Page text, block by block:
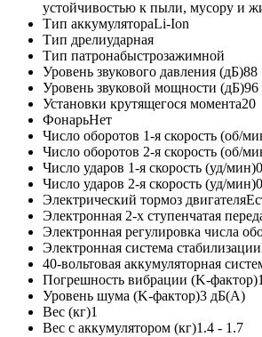
устойчивостью к пыли, мусору и
Тип аккумулятораLi-Ion
Тип дрелиударная
Тип патронабыстрозажимной
Уровень звукового давления (дБ)88
Уровень звуковой мощности (дБ)96
Установки крутящегося момента20
ФонарьНет
Число оборотов 1-я скорость (об/
Число оборотов 2-я скорость (об/
Число ударов 1-я скорость (уд/мин)
Число ударов 2-я скорость (уд/мин)
Электрический тормоз двигателя
Электронная 2-х ступенчатая
Электронная регулировка числа
Электронная система стабилизации
40-вольтовая аккумуляторная
Погрешность вибрации (K-фактор)
Уровень шума (K-фактор)3 дБ(А)
Вес (кг)1
Вес с аккумулятором (кг)1.4 - 1.7